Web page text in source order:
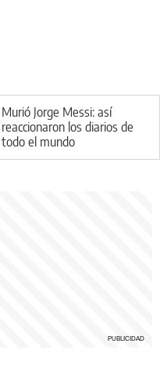
Murió Jorge Messi: así
reaccionaron los diarios de
todo el mundo